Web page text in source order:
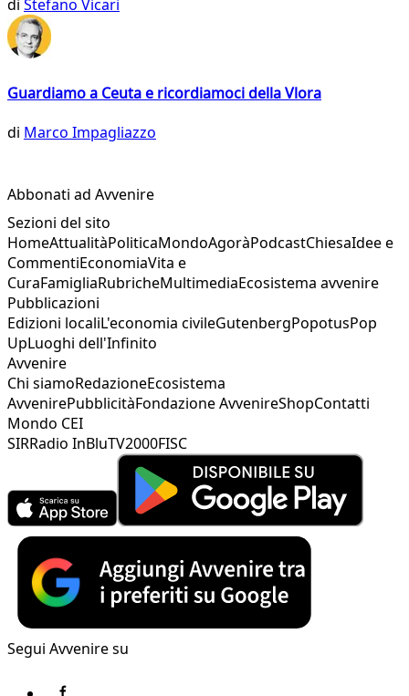
di Stefano Vicari
Guardiamo a Ceuta e ricordiamoci della Vlora
di Marco Impagliazzo
Abbonati ad Avvenire
Sezioni del sito
HomeAttualitàPoliticaMondoAgoràPodcastChiesaIdee e
CommentiEconomiaVita e
CuraFamigliaRubricheMultimediaEcosistema avvenire
Pubblicazioni
Edizioni localiL'economia civileGutenbergPopotusPop
UpLuoghi dell'Infinito
Avvenire
Chi siamoRedazioneEcosistema
AvvenirePubblicitàFondazione AvvenireShopContatti
Mondo CEI
SIRRadio InBluTV2000FISC
Segui Avvenire su